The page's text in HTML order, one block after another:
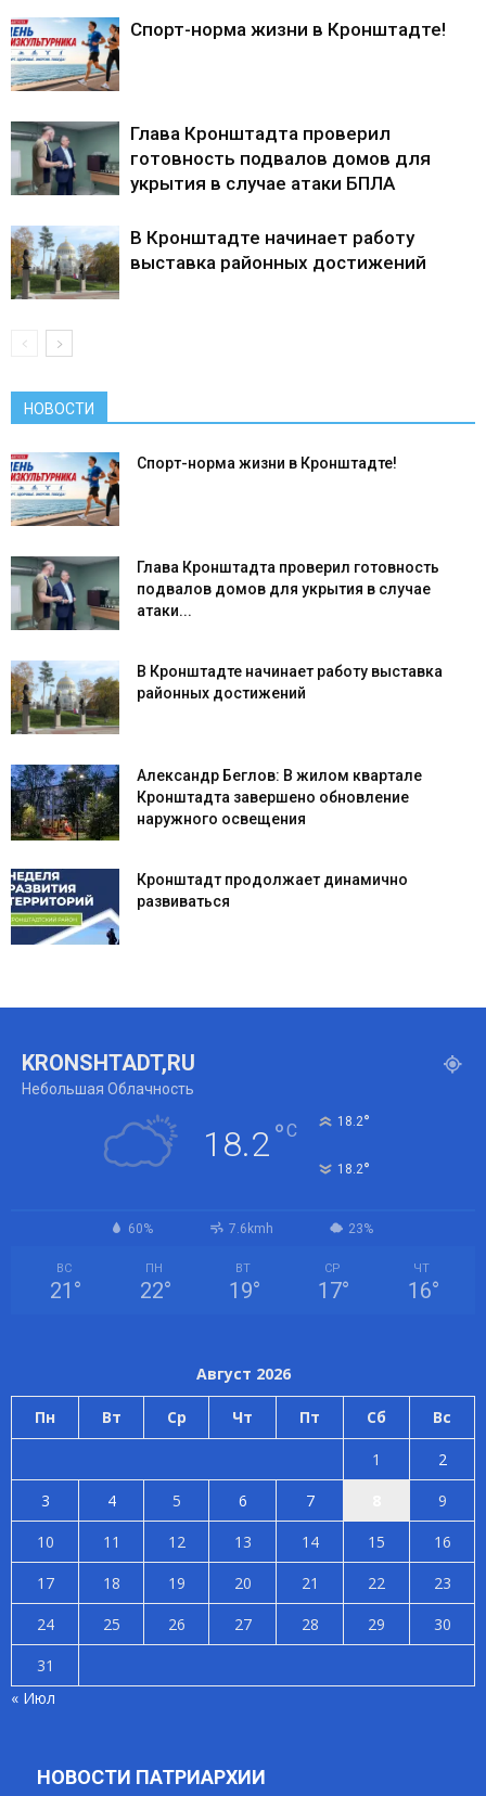
Спорт-норма жизни в Кронштадте!
Глава Кронштадта проверил
готовность подвалов домов для
укрытия в случае атаки БПЛА
В Кронштадте начинает работу
выставка районных достижений
НОВОСТИ
Спорт-норма жизни в Кронштадте!
Глава Кронштадта проверил готовность
подвалов домов для укрытия в случае
атаки...
В Кронштадте начинает работу выставка
районных достижений
Александр Беглов: В жилом квартале
Кронштадта завершено обновление
наружного освещения
Кронштадт продолжает динамично
развиваться
KRONSHTADT,RU
Небольшая Облачность
18.2°C 18.2°
18.2°
60% 7.6kmh 23%
ВС
21 °
ПН
22°
ВТ
19°
СР
17°
ЧТ
16°
Август 2026
Пн Вт Ср Чт Пт Сб Вс
1
2
3
4 5 6 7
9
10
11 12 13 14 15
16
17
18 19 20 21 22
23
24
25 26 27 28 29
30
31
« Июл
НОВОСТИ ПАТРИАРХИИ